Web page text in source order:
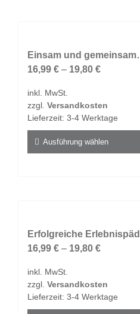
Einsam und
16,99 € – 19,80 €
inkl. MwSt.
zzgl. Versandkosten
Lieferzeit: 3-4 Werktage
Ausführung wählen
auf.
Die
können
auf
Erfolgreiche
16,99 € – 19,80 €
inkl. MwSt.
zzgl. Versandkosten
Lieferzeit: 3-4 Werktage